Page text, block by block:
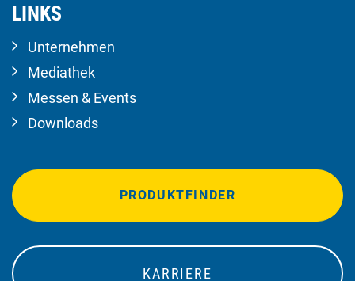
LINKS
Unternehmen
Mediathek
Messen & Events
Downloads
PRODUKTFINDER
KARRIERE